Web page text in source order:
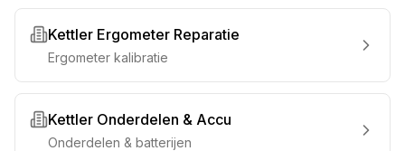
Kettler Ergometer Reparatie
Ergometer kalibratie
Kettler Onderdelen & Accu
Onderdelen & batterijen